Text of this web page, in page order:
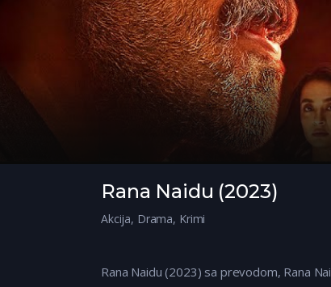
Rana Naidu (2023)
Akcija, Drama, Krimi
Rana Naidu (2023) sa prevodom, Rana